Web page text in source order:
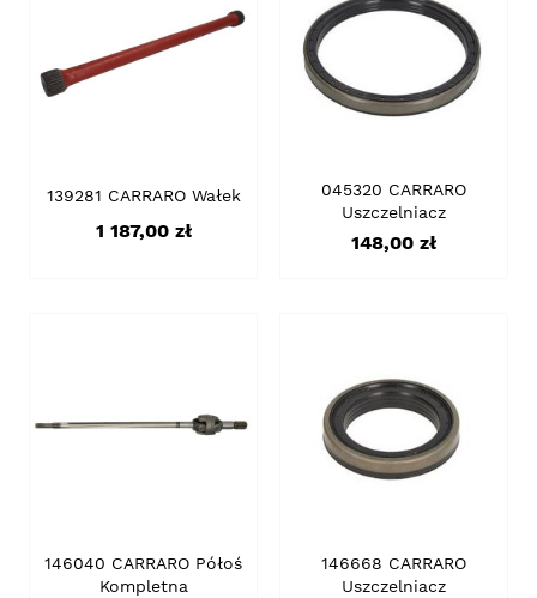
139281 CARRARO Wałek
Cena
1 187,00 zł
045320 CARRARO
Uszczelniacz
Cena
148,00 zł
146040 CARRARO Półoś
Kompletna
146668 CARRARO
Uszczelniacz